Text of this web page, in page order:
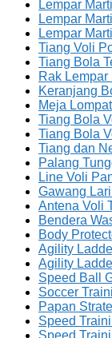
Lempar
Lempar
Lempar
Tiang Voli
Tiang Bola
Rak Lempar
Keranjang
Meja
Tiang Bola
Tiang Bola
Tiang dan
Palang
Line Voli
Gawang
Antena Voli
Bendera
Body
Agility
Agility
Speed Ball
Soccer
Papan
Speed
Speed